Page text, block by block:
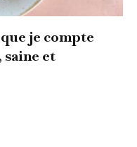
je compte
et